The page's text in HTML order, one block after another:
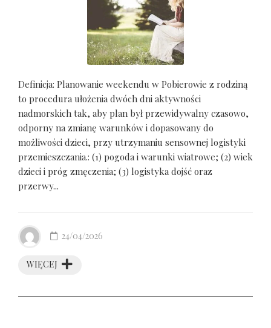
Definicja: Planowanie weekendu w Pobierowie z rodziną
to procedura ułożenia dwóch dni aktywności
nadmorskich tak, aby plan był przewidywalny czasowo,
odporny na zmianę warunków i dopasowany do
możliwości dzieci, przy utrzymaniu sensownej logistyki
przemieszczania.: (1) pogoda i warunki wiatrowe; (2) wiek
dzieci i próg zmęczenia; (3) logistyka dojść oraz
przerwy...
WIĘCEJ
24/04/2026